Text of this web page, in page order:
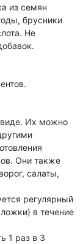
из семян
брусники
Не
виде. Их можно
Они также
салаты,
регулярный
в течение
1 раз в 3